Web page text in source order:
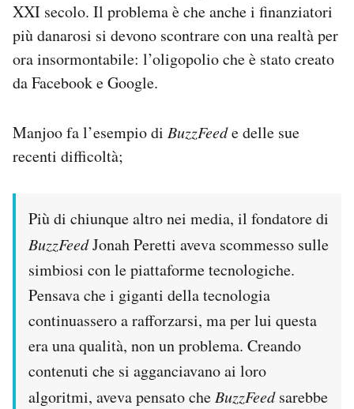
XXI secolo. Il problema è che anche i finanziatori
più danarosi si devono scontrare con una realtà per
ora insormontabile: l’oligopolio che è stato creato
da Facebook e Google.
Manjoo fa l’esempio di BuzzFeede delle sue
recenti difficoltà;
Più di chiunque altro nei media, il fondatore di
BuzzFeedJonah Peretti aveva scommesso sulle
simbiosi con le piattaforme tecnologiche.
Pensava che i giganti della tecnologia
continuassero a rafforzarsi, ma per lui questa
era una qualità, non un problema. Creando
contenuti che si agganciavano ai loro
algoritmi, aveva pensato cheBuzzFeedsarebbe